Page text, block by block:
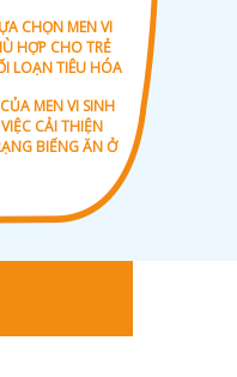
CHỌN MEN VI
HỢP CHO TRẺ
LOẠN TIÊU HÓA
MEN VI SINH
CẢI THIỆN
BIẾNG ĂN Ở